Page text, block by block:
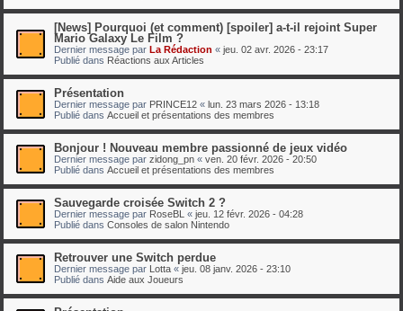
[News] Pourquoi (et comment) [spoiler] a-t-il rejoint Super
Mario Galaxy Le Film ?
Dernier message par La Rédaction « jeu. 02 avr. 2026 - 23:17
Publié dans Réactions aux Articles
Présentation
Dernier message par PRINCE12 « lun. 23 mars 2026 - 13:18
Publié dans Accueil et présentations des membres
Bonjour ! Nouveau membre passionné de jeux vidéo
Dernier message par zidong_pn « ven. 20 févr. 2026 - 20:50
Publié dans Accueil et présentations des membres
Sauvegarde croisée Switch 2 ?
Dernier message par RoseBL « jeu. 12 févr. 2026 - 04:28
Publié dans Consoles de salon Nintendo
Retrouver une Switch perdue
Dernier message par Lotta « jeu. 08 janv. 2026 - 23:10
Publié dans Aide aux Joueurs